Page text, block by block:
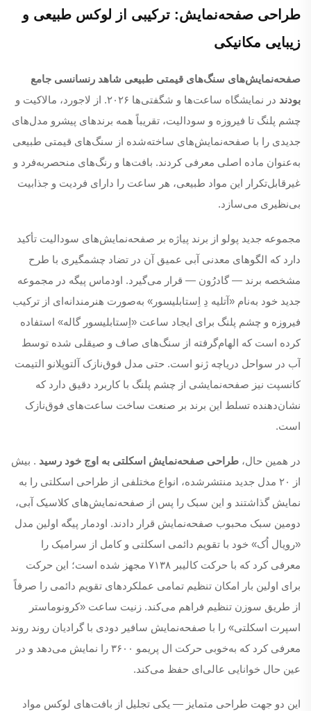
طراحی صفحه‌نمایش: ترکیبی از لوکس طبیعی و
زیبایی مکانیکی
صفحه‌نمایش‌های سنگ‌های قیمتی طبیعی شاهد رنسانسی جامع
بودند
در نمایشگاه ساعت‌ها و شگفتی‌ها ۲۰۲۶. از لاجورد، مالاکیت و
چشم پلنگ تا فیروزه و سودالیت، تقریباً همه برندهای پیشرو مدل‌های
جدیدی را با صفحه‌نمایش‌های ساخته‌شده از سنگ‌های قیمتی طبیعی
به‌عنوان ماده اصلی معرفی کردند. بافت‌ها و رنگ‌های منحصر‌به‌فرد و
غیرقابل‌تکرار این مواد طبیعی، هر ساعت را دارای فردیت و جذابیت
بی‌نظیری می‌سازد.
مجموعه جدید پولو از برند پیاژه بر صفحه‌نمایش‌های سودالیت تأکید
دارد که الگوهای معدنی آبی عمیق آن در تضاد چشمگیری با طرح
مشخصه برند — گادرُون — قرار می‌گیرد. اودماس پیگه در مجموعه
جدید خود به‌نام «آتلیه دِ اِستابلیسور» به‌صورت هنرمندانه‌ای از ترکیب
فیروزه و چشم پلنگ برای ایجاد ساعت «اِستابلیسور گاله» استفاده
کرده است که الهام‌گرفته از سنگ‌های صاف و صیقلی شده توسط
آب در سواحل دریاچه ژنو است. حتی مدل فوق‌نازک آلتوپلانو التیمت
کانسپت نیز صفحه‌نمایشی از چشم پلنگ با کاربرد دقیق دارد که
نشان‌دهنده تسلط این برند بر صنعت ساخت ساعت‌های فوق‌نازک
است.
در همین حال، طراحی صفحه‌نمایش اسکلتی به اوج خود رسید . بیش
از ۲۰ مدل جدید منتشر‌شده، انواع مختلفی از طراحی اسکلتی را به
نمایش گذاشتند و این سبک را پس از صفحه‌نمایش‌های کلاسیک آبی،
دومین سبک محبوب صفحه‌نمایش قرار دادند. اودمار پیگه اولین مدل
«رویال اُک» خود با تقویم دائمی اسکلتی و کامل از سرامیک را
معرفی کرد که با حرکت کالیبر ۷۱۳۸ مجهز شده است؛ این حرکت
برای اولین بار امکان تنظیم تمامی عملکردهای تقویم دائمی را صرفاً
از طریق سوزن تنظیم فراهم می‌کند. زنیت ساعت «کرونوماستر
اسپرت اسکلتی» را با صفحه‌نمایش سافیر دودی با گرادیان روند روند
معرفی کرد که به‌خوبی حرکت ال پریمو ۳۶۰۰ را نمایش می‌دهد و در
عین حال خوانایی عالی‌ای حفظ می‌کند.
این دو جهت طراحی متمایز — یکی تجلیل از بافت‌های لوکس مواد